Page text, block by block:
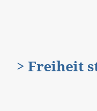
> Freiheit